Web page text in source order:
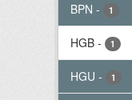
BPN - 1
HGB - 1
HGU - 1